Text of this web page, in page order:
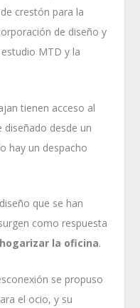
crestón para la
de diseño y
MTD y la
tienen acceso al
desde un
hay un despacho
que se han
como respuesta
hogarizar la oficina.
se propuso
el ocio, y su